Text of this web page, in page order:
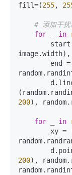
fill=(255,
# 添加干扰
for
in
200),
for in
200),